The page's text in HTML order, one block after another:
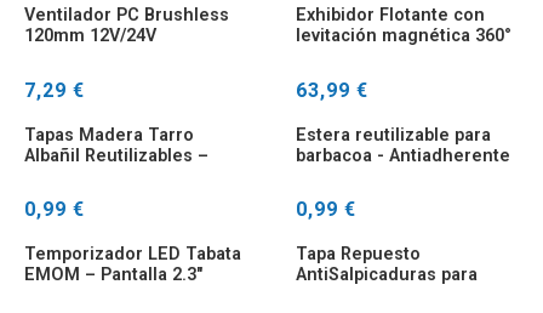
Ventilador PC Brushless
120mm 12V/24V
7,29 €
Exhibidor Flotante con
levitación magnética 360°
63,99 €
Tapas Madera Tarro
Albañil Reutilizables –
0,99 €
Estera reutilizable para
barbacoa - Antiadherente
0,99 €
Temporizador LED Tabata
EMOM – Pantalla 2.3"
Tapa Repuesto
AntiSalpicaduras para